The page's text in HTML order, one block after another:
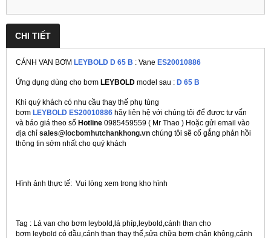
CHI TIẾT
CÁNH VAN BƠM LEYBOLD D 65 B : Vane ES20010886
Ứng dụng dùng cho bơm LEYBOLD model sau : D 65 B
Khi quý khách có nhu cầu thay thế phụ tùng
bơm LEYBOLD ES20010886 hãy liên hệ với chúng tôi để được tư vấn
và báo giá theo số Hotline 0985459559 ( Mr Thao ) Hoặc gửi email vào
địa chỉ sales@locbomhutchankhong.vn chúng tôi sẽ cố gắng phản hồi
thông tin sớm nhất cho quý khách
Hình ảnh thực tế: Vui lòng xem trong kho hình
Tag : Lá van cho bơm leybold,lá phíp,leybold,cánh than cho
bơm leybold có dầu,cánh than thay thế,sửa chữa bơm chân không,cánh